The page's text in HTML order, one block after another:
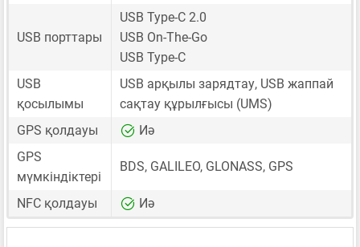
USB порттары
USB Type-C 2.0
USB On-The-Go
USB Type-C
USB
қосылымы
USB арқылы зарядтау, USB жаппай
сақтау құрылғысы (UMS)
GPS қолдауы
Иә
GPS
мүмкіндіктері
BDS, GALILEO, GLONASS, GPS
NFC қолдауы Иә